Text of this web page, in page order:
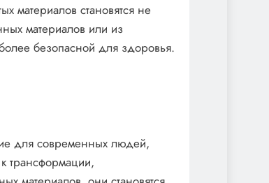
материалов становятся не
материалов или из
безопасной для здоровья.
для современных людей,
трансформации,